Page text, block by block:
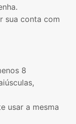
sua conta com
8
usar a mesma